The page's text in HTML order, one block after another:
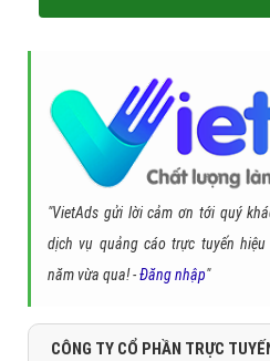
"VietAds gửi lời cảm ơn tới quý
dịch vụ quảng cáo trực tuyến
năm vừa qua! -Đăng nhập"
CÔNG TY CỔ PHẦN TRỰC